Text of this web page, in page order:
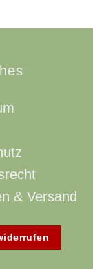
& Versand